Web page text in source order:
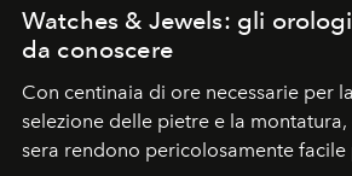
Watches & Jewels: gli
da conoscere
Con centinaia di ore necessarie per
selezione delle pietre e la
sera rendono pericolosamente facile